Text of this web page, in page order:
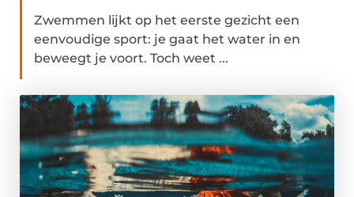
Zwemmen lijkt op het eerste gezicht een
eenvoudige sport: je gaat het water in en
beweegt je voort. Toch weet ...